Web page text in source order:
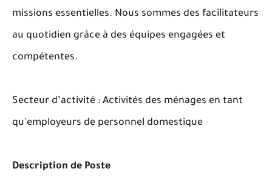
missions essentielles. Nous sommes des facilitateurs
au quotidien grâce à des équipes engagées et
compétentes.
Secteur d’activité : Activités des ménages en tant
qu'employeurs de personnel domestique
Description de Poste